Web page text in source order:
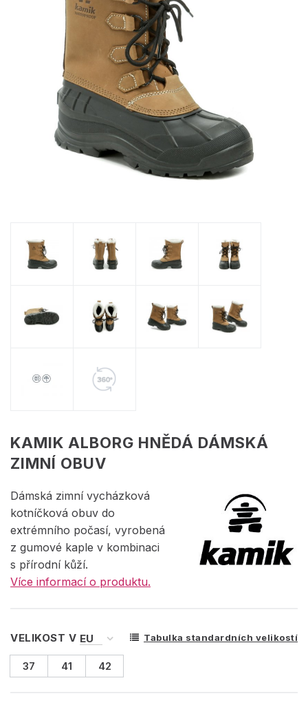
KAMIK ALBORG HNĚDÁ DÁMSKÁ
ZIMNÍ OBUV
Dámská zimní vycházková
kotníčková obuv do
extrémního počasí, vyrobená
z gumové kaple v kombinaci
s přírodní kůží.
Více informací o produktu.
VELIKOST V Tabulka standardních velikostí
37 41 42